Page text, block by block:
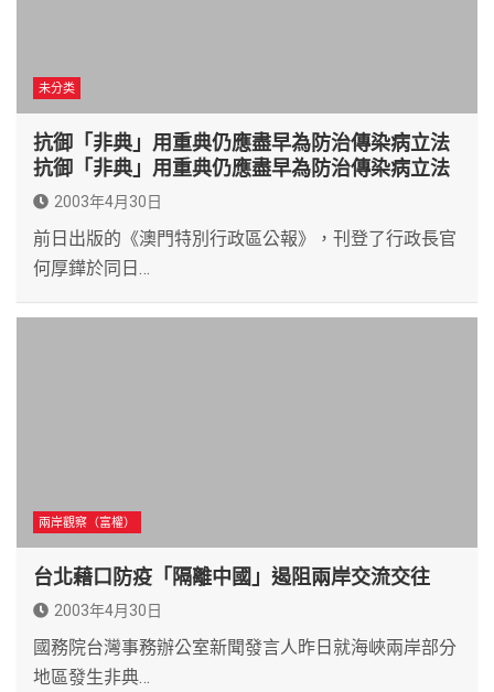
未分类
抗御「非典」用重典仍應盡早為防治傳染病立法
抗御「非典」用重典仍應盡早為防治傳染病立法
2003年4月30日
前日出版的《澳門特別行政區公報》，刊登了行政長官
何厚鏵於同日…
兩岸觀察（富權）
台北藉口防疫「隔離中國」遏阻兩岸交流交往
2003年4月30日
國務院台灣事務辦公室新聞發言人昨日就海峽兩岸部分
地區發生非典…